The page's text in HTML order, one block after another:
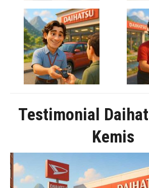
Testimonial
Kemis